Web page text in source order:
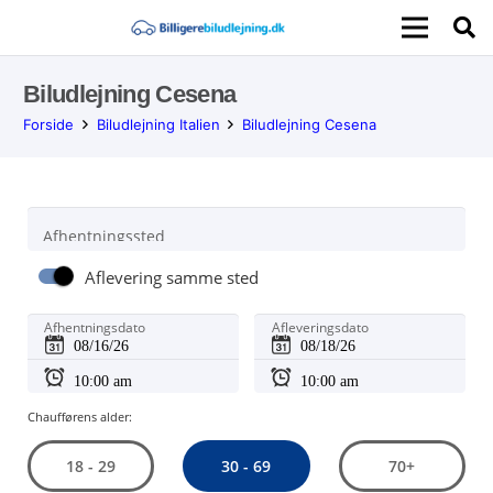
Biludlejning Cesena
Forside Biludlejning Italien Biludlejning Cesena
Afhentningssted
Aflevering samme sted
Afhentningsdato Afleveringsdato
Chaufførens alder:
18 - 29 30 - 69 70+